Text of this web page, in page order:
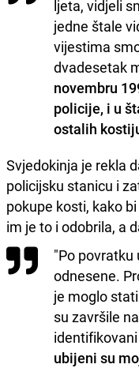
ljeta, vidjeli
jedne štale
vijestima
dvadesetak
novembru
policije, i u
ostalih
Svjedokinja je rekla
policijsku stanicu i
pokupe kosti, kako
im je to i odobrila, a
"Po povratku
odnesene.
je moglo
su završile
ubijeni su